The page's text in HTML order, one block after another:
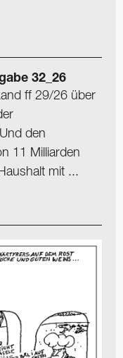
32_26
ff 29/26 über
den
11 Milliarden
mit ...